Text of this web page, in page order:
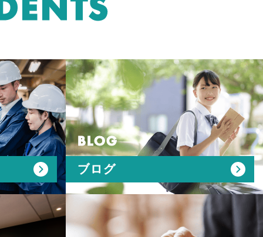
BLOG
ブログ